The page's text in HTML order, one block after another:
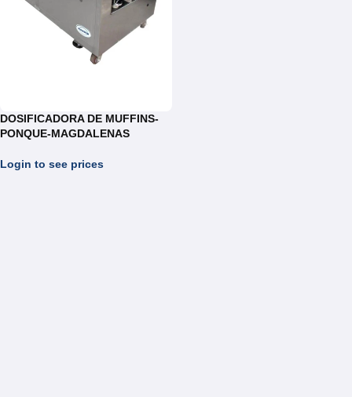
DOSIFICADORA DE MUFFINS-
PONQUE-MAGDALENAS
Login to see prices